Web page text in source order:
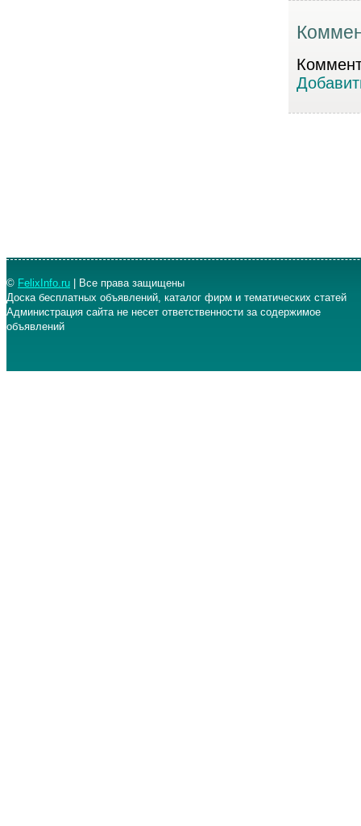
© FelixInfo.ru | Все права защищены
Доска бесплатных объявлений, каталог фирм и тематических статей
Администрация сайта не несет ответственности за содержимое
объявлений